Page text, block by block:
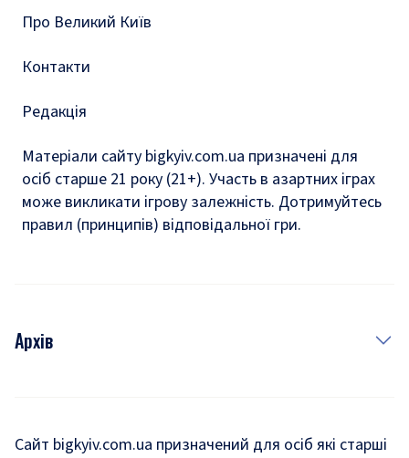
Про Великий Київ
Контакти
Редакція
Матеріали сайту bigkyiv.com.ua призначені для
осіб старше 21 року (21+). Участь в азартних іграх
може викликати ігрову залежність. Дотримуйтесь
правил (принципів) відповідальної гри.
Архів
Сайт bigkyiv.com.ua призначений для осіб які старші